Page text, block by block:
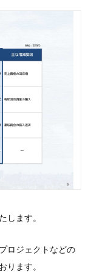
します。
ロジェクトなどの
ります。